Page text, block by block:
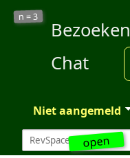
open
n =3
Bezoeken
Chat
Niet aangemeld